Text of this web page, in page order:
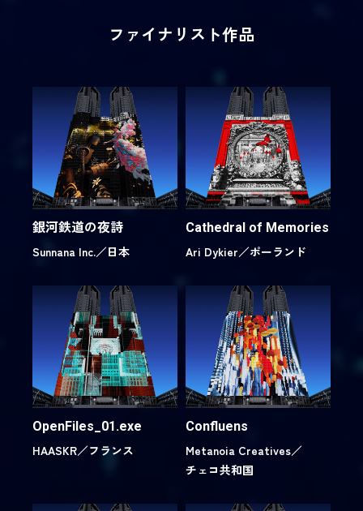
ファイナリスト作品
銀河鉄道の夜詩
Sunnana Inc.／日本
Cathedral of Memories
Ari Dykier／ポーランド
OpenFiles_01.exe
HAASKR／フランス
Confluens
Metanoia Creatives／
チェコ共和国